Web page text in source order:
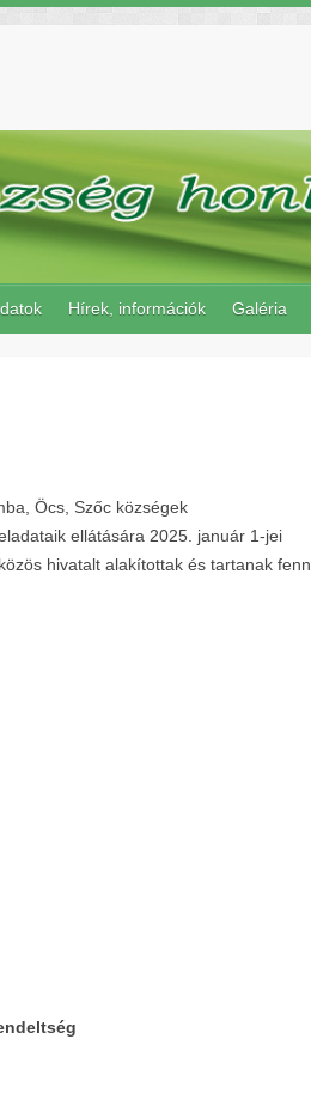
Hírek, információk Galéria
Öcs, Szőc községek
ellátására 2025. január 1-jei
hivatalt alakítottak és tartanak fenn.